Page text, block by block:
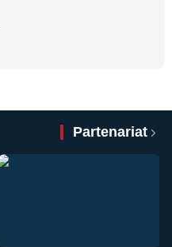
Partenariat